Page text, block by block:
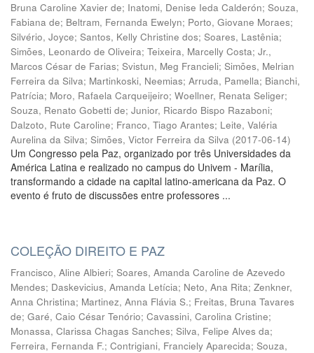
Bruna Caroline Xavier de; Inatomi, Denise Ieda Calderón; Souza,
Fabiana de; Beltram, Fernanda Ewelyn; Porto, Giovane Moraes;
Silvério, Joyce; Santos, Kelly Christine dos; Soares, Lastênia;
Simões, Leonardo de Oliveira; Teixeira, Marcelly Costa; Jr.,
Marcos César de Farias; Svistun, Meg Francieli; Simões, Melrian
Ferreira da Silva; Martinkoski, Neemias; Arruda, Pamella; Bianchi,
Patrícia; Moro, Rafaela Carqueijeiro; Woellner, Renata Seliger;
Souza, Renato Gobetti de; Junior, Ricardo Bispo Razaboni;
Dalzoto, Rute Caroline; Franco, Tiago Arantes; Leite, Valéria
Aurelina da Silva; Simões, Victor Ferreira da Silva (2017-06-14)
Um Congresso pela Paz, organizado por três Universidades da
América Latina e realizado no campus do Univem - Marília,
transformando a cidade na capital latino-americana da Paz. O
evento é fruto de discussões entre professores ...
COLEÇÃO DIREITO E PAZ
Francisco, Aline Albieri; Soares, Amanda Caroline de Azevedo
Mendes; Daskevicius, Amanda Letícia; Neto, Ana Rita; Zenkner,
Anna Christina; Martinez, Anna Flávia S.; Freitas, Bruna Tavares
de; Garé, Caio César Tenório; Cavassini, Carolina Cristine;
Monassa, Clarissa Chagas Sanches; Silva, Felipe Alves da;
Ferreira, Fernanda F.; Contrigiani, Franciely Aparecida; Souza,